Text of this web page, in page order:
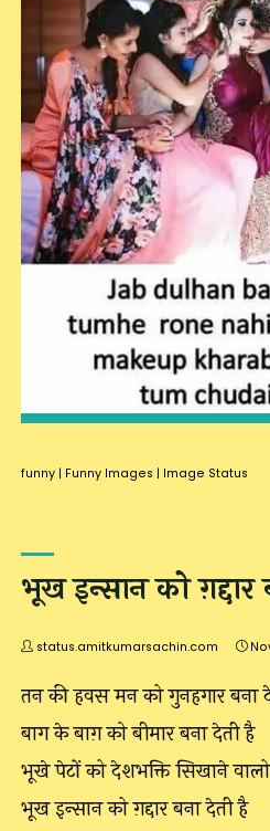
funny | Funny Images | Image Status
भूख इन्सान को ग़द्दार
status.amitkumarsachin.com
तन की हवस मन को गुनहगार बना
बाग के बाग़ को बीमार बना देती है
भूखे पेटों को देशभक्ति सिखाने वालो
भूख इन्सान को ग़द्दार बना देती है